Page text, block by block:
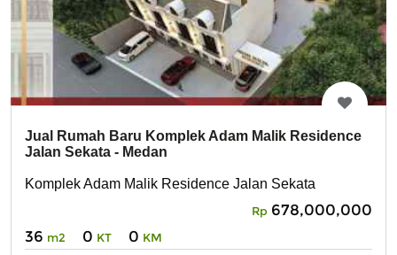
Jual Rumah Baru Komplek Adam Malik Residence
Jalan Sekata - Medan
Komplek Adam Malik Residence Jalan Sekata
Rp 678,000,000
36 m2 0 KT 0 KM